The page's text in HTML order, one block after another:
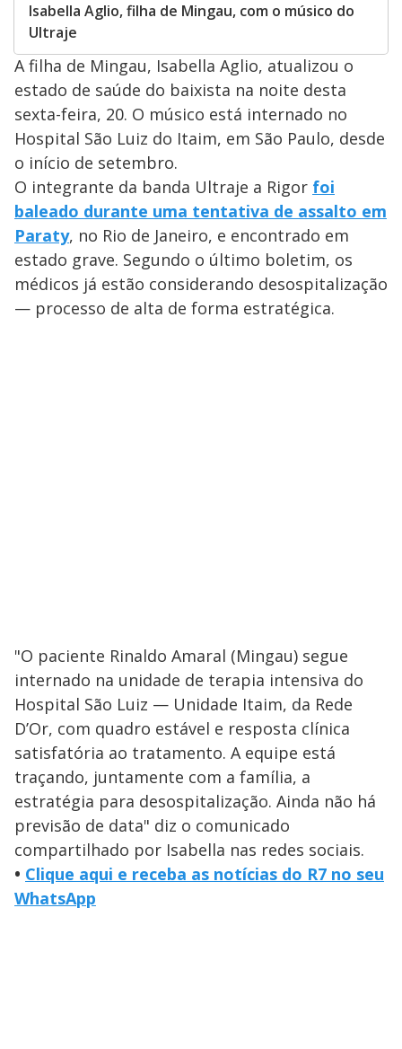
Isabella Aglio, filha de Mingau, com o músico do
Ultraje
A filha de Mingau, Isabella Aglio, atualizou o
estado de saúde do baixista na noite desta
sexta-feira, 20. O músico está internado no
Hospital São Luiz do Itaim, em São Paulo, desde
o início de setembro.
O integrante da banda Ultraje a Rigor foi
baleado durante uma tentativa de assalto em
Paraty, no Rio de Janeiro, e encontrado em
estado grave. Segundo o último boletim, os
médicos já estão considerando desospitalização
— processo de alta de forma estratégica.
"O paciente Rinaldo Amaral (Mingau) segue
internado na unidade de terapia intensiva do
Hospital São Luiz — Unidade Itaim, da Rede
D’Or, com quadro estável e resposta clínica
satisfatória ao tratamento. A equipe está
traçando, juntamente com a família, a
estratégia para desospitalização. Ainda não há
previsão de data" diz o comunicado
compartilhado por Isabella nas redes sociais.
• Clique aqui e receba as notícias do R7 no seu
WhatsApp